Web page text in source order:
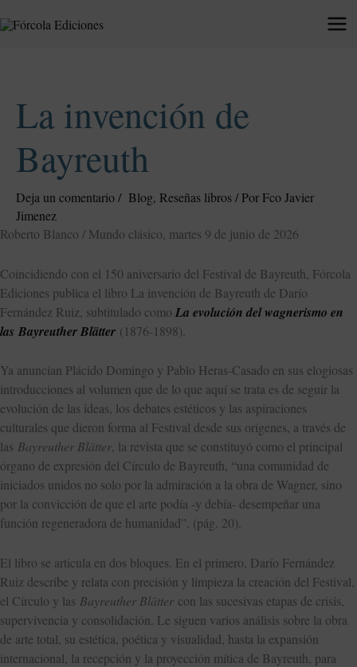
al
La invención de
Bayreuth
Deja un comentario/ Blog, Reseñas libros/ Por Fco Javier
Jimenez
Roberto Blanco / Mundo clásico, martes 9 de junio de 2026
Coincidiendo con el 150 aniversario del Festival de Bayreuth, Fórcola
Ediciones publica el libro La invención de Bayreuth de Darío
Fernández Ruiz, subtitulado como La evolución del wagnerismo en
las Bayreuther Blätter (1876-1898).
Ya anuncian Plácido Domingo y Pablo Heras-Casado en sus elogiosas
introducciones al volumen que de lo que aquí se trata es de seguir la
evolución de las ideas, los debates estéticos y las aspiraciones
culturales que dieron forma al Festival desde sus orígenes, a través de
las Bayreuther Blätter , la revista que se constituyó como el principal
órgano de expresión del Círculo de Bayreuth, “una comunidad de
iniciados unidos no solo por la admiración a la obra de Wagner, sino
por la convicción de que el arte podía -y debía- desempeñar una
función regeneradora de humanidad”. (pág. 20).
El libro se articula en dos bloques. En el primero, Darío Fernández
Ruiz describe y relata con precisión y limpieza la creación del Festival,
el Círculo y las Bayreuther Blätter con las sucesivas etapas de crisis,
supervivencia y consolidación. Le siguen varios análisis sobre la obra
de arte total, su estética, poética y visualidad, hasta la expansión
internacional, la recepción y la proyección mítica de Bayreuth, para